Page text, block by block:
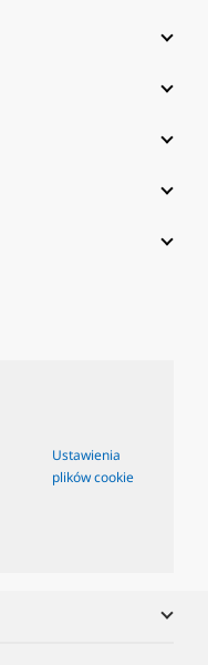
Ustawienia
plików cookie